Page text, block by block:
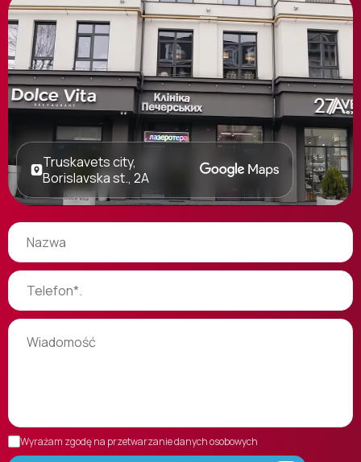
Wyrażam zgodę na przetwarzanie danych osobowych
Truskavets city,
Borislavska st., 2A